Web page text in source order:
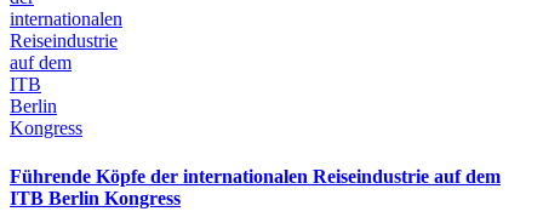
Führende Köpfe der internationalen Reiseindustrie auf dem
ITB Berlin Kongress